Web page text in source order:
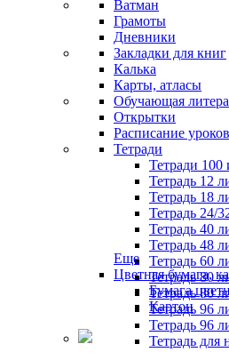
Ватман
Грамоты
Дневники
Закладки для книг
Калька
Карты, атласы
Обучающая
Открытки
Расписание уроков
Тетради
Тетради 100
Тетрадь 12
Тетрадь 18
Тетрадь 24/
Тетрадь 40
Тетрадь 48
Тетрадь 60
Тетрадь 80
Тетрадь 80
Тетрадь 96
Тетрадь 96
Тетрадь для
Еще
Цветная бумага,
Бумага
Картон